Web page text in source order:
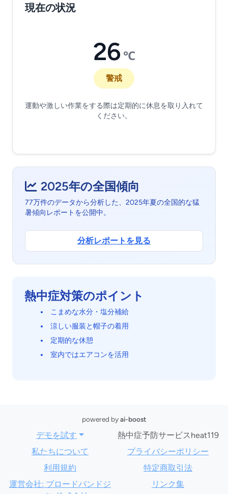
現在の状況
26 ℃
警戒
運動や激しい作業をする際は定期的に休息を取り入れて
ください。
2025年の全国傾向
77万件のデータから分析した、2025年夏の全国的な猛
暑傾向レポートを公開中。
分析レポートを見る
熱中症対策のポイント
こまめな水分・塩分補給
涼しい服装と帽子の着用
定期的な休憩
室内ではエアコンを活用
powered byai-boost
デモを試す
熱中症予防サービスheat119
私たちについて
プライバシーポリシー
利用規約
特定商取引法
運営会社: ブロードバンドジ
リンク集